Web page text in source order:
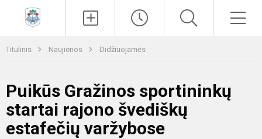
Titulinis Naujienos Didžiuojamės
Puikūs Gražinos sportininkų
startai rajono švediškų
estafečių varžybose